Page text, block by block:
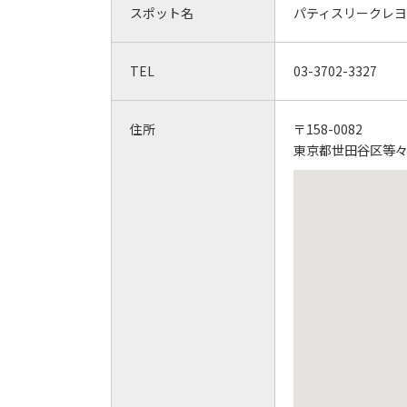
スポット名 パティスリークレ
TEL 03-3702-3327
住所
〒158-0082
東京都世田谷区等